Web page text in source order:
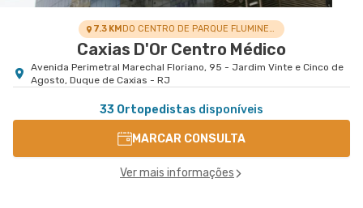
7.3 KM DO CENTRO DE PARQUE FLUMINENSE
Caxias D'Or Centro Médico
Avenida Perimetral Marechal Floriano, 95 - Jardim Vinte e Cinco de
Agosto, Duque de Caxias - RJ
33 Ortopedistas disponíveis
MARCAR CONSULTA
Ver mais informações